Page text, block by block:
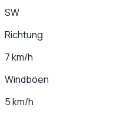
SW
Richtung
7 km/h
Windböen
5 km/h